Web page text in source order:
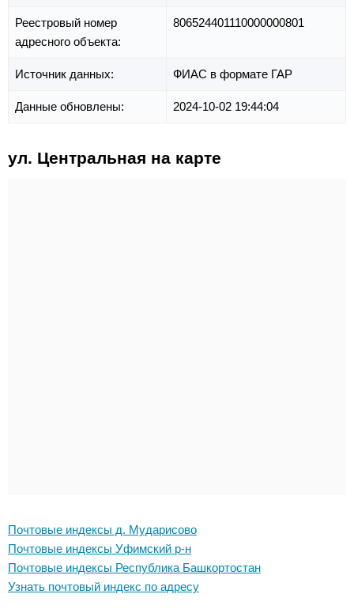
Реестровый номер
адресного объекта:
806524401110000000801
Источник данных: ФИАС в формате ГАР
Данные обновлены: 2024-10-02 19:44:04
ул. Центральная на карте
Почтовые индексы д. Мударисово
Почтовые индексы Уфимский р-н
Почтовые индексы Республика Башкортостан
Узнать почтовый индекс по адресу